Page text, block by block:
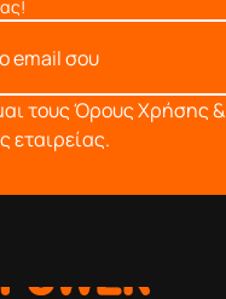
τουςΌρους Χρήσης &
εταιρείας.